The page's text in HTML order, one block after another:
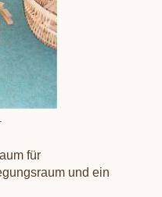
für
und ein